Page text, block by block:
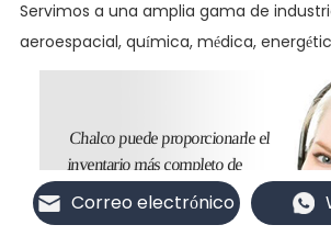
Servimos a una amplia gama de
aeroespacial, química, médica,
Chalco puede proporcionarle el
inventario más completo de
productos de titanio y también
puede suministrarle productos
Correo electrónico